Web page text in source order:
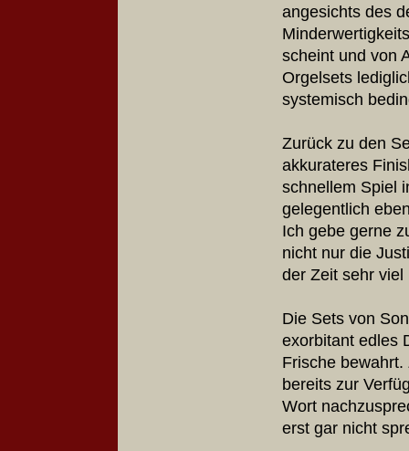
angesichts des
scheint und von
Orgelsets
systemisch
Zurück zu den
akkurateres
schnellem Spiel
gelegentlich
Ich gebe gerne
nicht nur die
der Zeit sehr
Die Sets von
exorbitant edles
Frische
bereits zur
Wort
erst gar nicht